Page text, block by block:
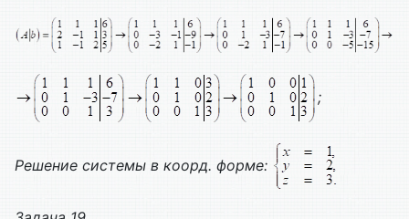
;
Решение системы в коорд. форме: